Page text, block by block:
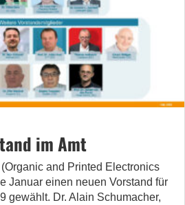
im Amt
and Printed Electronics
Januar einen neuen Vorstand für
gewählt. Dr. Alain Schumacher,